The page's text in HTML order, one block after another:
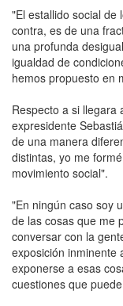
"El estallido social de
contra, es de una
una profunda
igualdad de
hemos propuesto en
Respecto a si llegara
expresidente
de una manera
distintas, yo me
movimiento social".
"En ningún caso soy
de las cosas que me
conversar con la
exposición inminente
exponerse a esas
cuestiones que